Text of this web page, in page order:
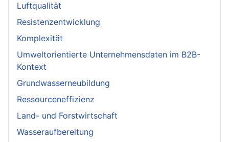
Luftqualität
Resistenzentwicklung
Komplexität
Umweltorientierte Unternehmensdaten im B2B-
Kontext
Grundwasserneubildung
Ressourceneffizienz
Land- und Forstwirtschaft
Wasseraufbereitung